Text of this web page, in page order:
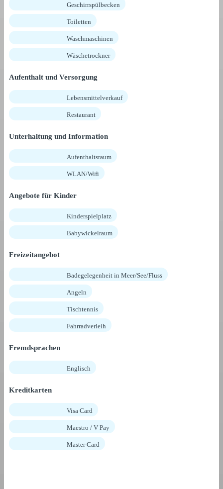
Geschirrspülbecken
Toiletten
Waschmaschinen
Wäschetrockner
Aufenthalt und Versorgung
Lebensmittelverkauf
Restaurant
Unterhaltung und Information
Aufenthaltsraum
WLAN/Wifi
Angebote für Kinder
Kinderspielplatz
Babywickelraum
Freizeitangebot
Badegelegenheit in Meer/See/Fluss
Angeln
Tischtennis
Fahrradverleih
Fremdsprachen
Englisch
Kreditkarten
Visa Card
Maestro / V Pay
Master Card